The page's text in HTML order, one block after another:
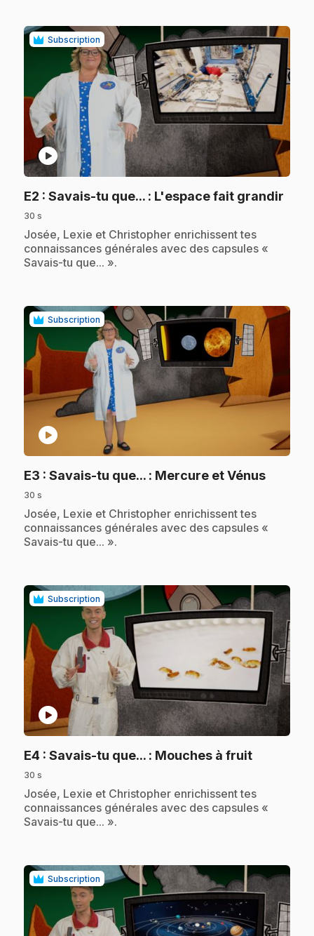
Subscription
play_circle
E2 : Savais-tu que... : L'espace fait grandir
30 s
.Josée, Lexie et Christopher enrichissent tes
connaissances générales avec des capsules «
Savais-tu que... ».
Subscription
play_circle
E3 : Savais-tu que... : Mercure et Vénus.
30 s
.Josée, Lexie et Christopher enrichissent tes
connaissances générales avec des capsules «
Savais-tu que... ».
Subscription
play_circle
E4 : Savais-tu que... : Mouches à fruit.
30 s
.Josée, Lexie et Christopher enrichissent tes
connaissances générales avec des capsules «
Savais-tu que... ».
Subscription